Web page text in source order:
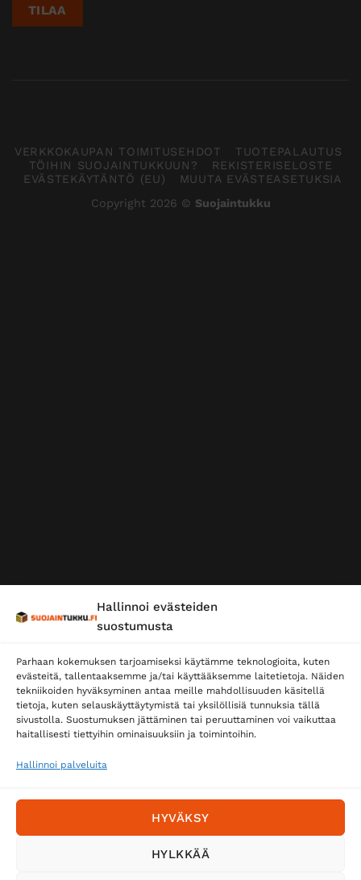
Hallinnoi evästeiden
suostumusta
Parhaan kokemuksen tarjoamiseksi käytämme teknologioita, kuten
evästeitä, tallentaaksemme ja/tai käyttääksemme laitetietoja. Näiden
tekniikoiden hyväksyminen antaa meille mahdollisuuden käsitellä
tietoja, kuten selauskäyttäytymistä tai yksilöllisiä tunnuksia tällä
sivustolla. Suostumuksen jättäminen tai peruuttaminen voi vaikuttaa
haitallisesti tiettyihin ominaisuuksiin ja toimintoihin.
Hallinnoi palveluita
HYVÄKSY
HYLKKÄÄ
VERKKOKAUPAN TOIMITUSEHDOT
TUOTEPALAUTUS
TÖIHIN SUOJAINTUKKUUN?
REKISTERISELOSTE
EVÄSTEKÄYTÄNTÖ (EU)
MUUTA EVÄSTEASETUKSIA
Copyright 2026 © Suojaintukku